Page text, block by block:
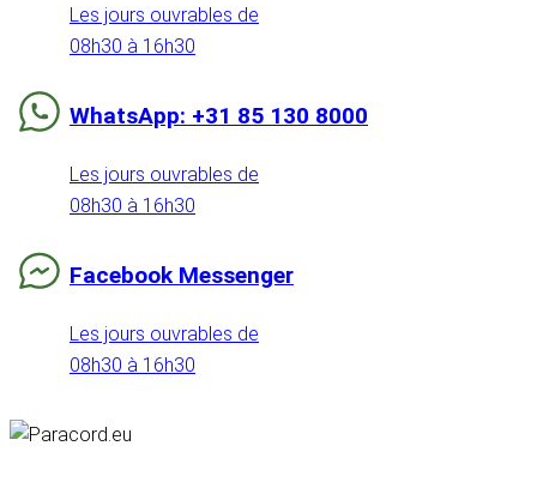
Les jours ouvrables de
08h30 à 16h30
WhatsApp: +31 85 130 8000
Les jours ouvrables de
08h30 à 16h30
Facebook Messenger
Les jours ouvrables de
08h30 à 16h30